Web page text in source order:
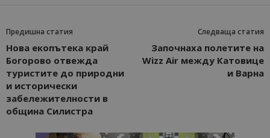
Предишна статия
Нова екопътека край
Богорово отвежда
туристите до природни
и исторически
забележителности в
община Силистра
Следваща статия
Започнаха полетите на
Wizz Air между Катовице
и Варна